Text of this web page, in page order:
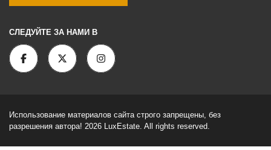
СЛЕДУЙТЕ ЗА НАМИ В
Использование материалов сайта строго запрещены, без
разрешения автора! 2026 LuxEstate. All rights reserved.